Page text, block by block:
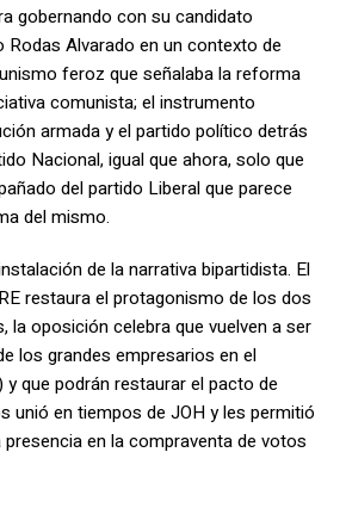
gobernando con su candidato
Alvarado en un contexto de
feroz que señalaba la reforma
comunista; el instrumento
armada y el partido político detrás
Nacional, igual que ahora, solo que
del partido Liberal que parece
del mismo.
de la narrativa bipartidista. El
restaura el protagonismo de los dos
la oposición celebra que vuelven a ser
los grandes empresarios en el
que podrán restaurar el pacto de
unió en tiempos de JOH y les permitió
en la compraventa de votos